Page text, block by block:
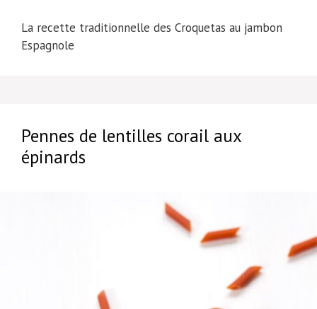
La recette traditionnelle des Croquetas au jambon
Espagnole
Pennes de lentilles corail aux
épinards